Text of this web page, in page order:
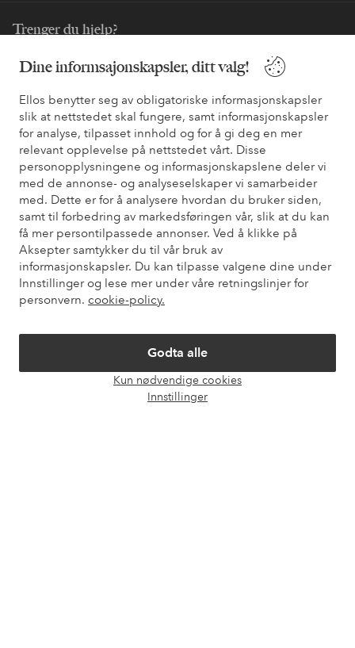
Dine informsajonskapsler, ditt valg!
Ellos benytter seg av obligatoriske informasjonskapsler
slik at nettstedet skal fungere, samt informasjonskapsler
for analyse, tilpasset innhold og for å gi deg en mer
relevant opplevelse på nettstedet vårt. Disse
personopplysningene og informasjonskapslene deler vi
med de annonse- og analyseselskaper vi samarbeider
med. Dette er for å analysere hvordan du bruker siden,
samt til forbedring av markedsføringen vår, slik at du kan
få mer persontilpassede annonser. Ved å klikke på
Aksepter samtykker du til vår bruk av
informasjonskapsler. Du kan tilpasse valgene dine under
Innstillinger og lese mer under våre retningslinjer for
personvern. cookie-policy.
Godta alle
Kun nødvendige cookies
Innstillinger
Trenger du hjelp?
Du finner svar på de vanligste spørsmålene i vår FAQ. Du finner
også informasjon om hvordan du kan kontakte oss.
Kundeservice Bestilling Betalingsmåte
Mine sider
Om Ellos
Våre tjenester